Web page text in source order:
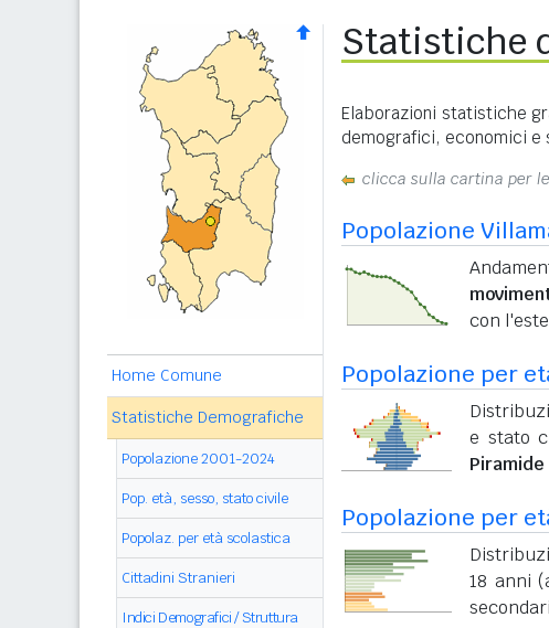
Home Comune
Statistiche Demografiche
Popolazione 2001-2024
Pop. età, sesso, stato civile
Popolaz. per età scolastica
Cittadini Stranieri
Indici Demografici / Struttura
Statistiche
Elaborazioni statistiche
demografici, economici e
clicca sulla cartina per
Popolazione
con
Popolazione per
e stato
Popolazione per
18 anni